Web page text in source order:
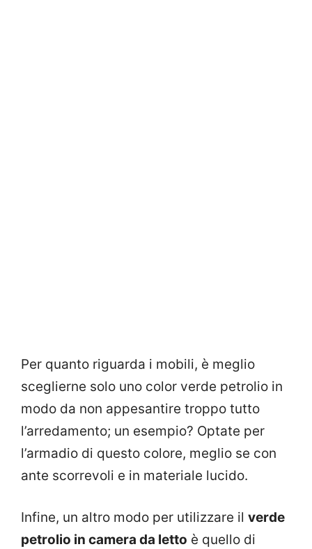
Per quanto riguarda i mobili, è meglio
sceglierne solo uno color verde petrolio in
modo da non appesantire troppo tutto
l’arredamento; un esempio? Optate per
l’armadio di questo colore, meglio se con
ante scorrevoli e in materiale lucido.
Infine, un altro modo per utilizzare il verde
petrolio in camera da letto è quello di